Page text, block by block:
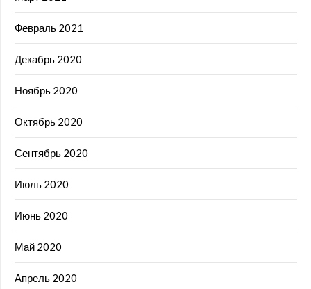
Февраль 2021
Декабрь 2020
Ноябрь 2020
Октябрь 2020
Сентябрь 2020
Июль 2020
Июнь 2020
Май 2020
Апрель 2020